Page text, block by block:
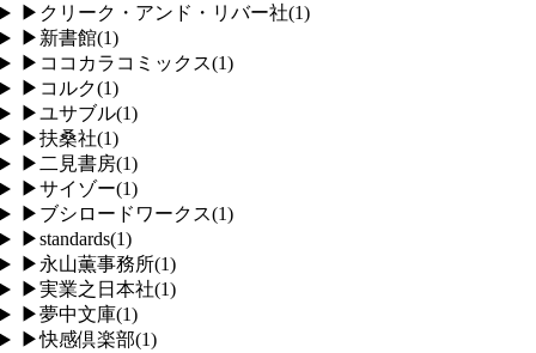
▶ クリーク・アンド・リバー社(1)
▶ 新書館(1)
▶ ココカラコミックス(1)
▶ コルク(1)
▶ユサブル(1)
▶扶桑社(1)
▶ 二見書房(1)
▶サイゾー(1)
▶ ブシロードワークス(1)
▶standards(1)
▶ 永山薫事務所(1)
▶実業之日本社(1)
▶夢中文庫(1)
▶快感倶楽部(1)